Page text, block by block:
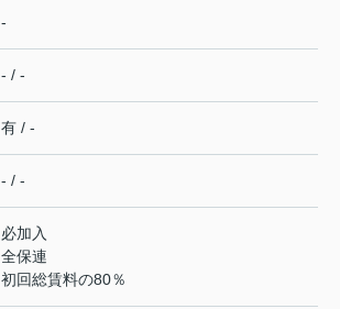
-
- / -
有 / -
- / -
必加入
全保連
初回総賃料の80％